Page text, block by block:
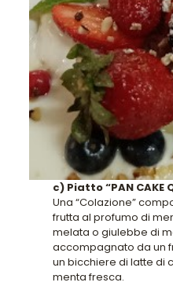
c) Piatto “PAN CAKE
Una “Colazione”
frutta al profumo di
melata o giulebbe di
accompagnato da un
un bicchiere di latte di
menta fresca.